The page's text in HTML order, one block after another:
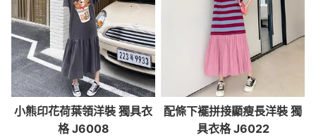
小熊印花荷葉領洋裝 獨具衣
格 J6008
配條下襬拼接顯瘦長洋裝 獨
具衣格 J6022